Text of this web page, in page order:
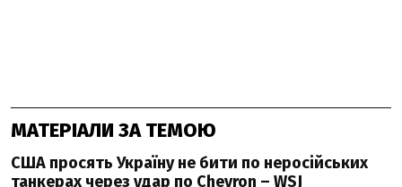
МАТЕРІАЛИ ЗА ТЕМОЮ
США просять Україну не бити по неросійських
танкерах через удар по Chevron – WSJ